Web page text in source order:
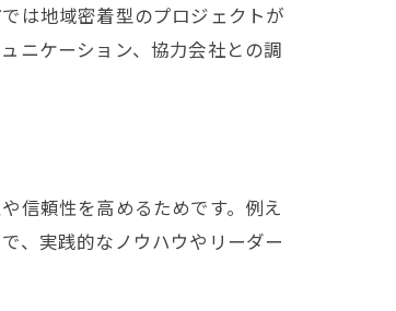
は地域密着型のプロジェクトが
ニケーション、協力会社との調
信頼性を高めるためです。例え
、実践的なノウハウやリーダー